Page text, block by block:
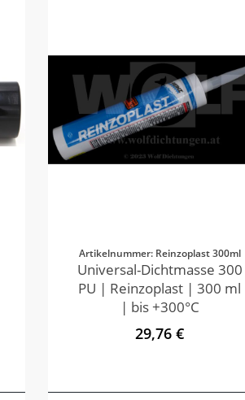
Artikelnummer: Reinzoplast 300ml
Universal-Dichtmasse 300
PU | Reinzoplast | 300 ml
| bis +300°C
29,76 €